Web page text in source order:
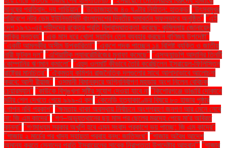
মানুষের প্রতিবাদ: দ্য গার্ডিয়ান" "উড়োজাহাজে ৪০ ঘণ্টার নির্যাতন: হাতকড়া "উৎসবমুখর
পরিবেশে নটর ডেম ইউনিভার্সিটি বাংলাদেশের দ্বিতীয় সমাবর্তন সফলভাবে অনুষ্ঠিত" "এই
দেশ ১৯৭১-এর শহীদদের রক্তের প্রতি বিশ্বাসঘাতকতা করেছে: কুমিল্লায় জোনায়েদ
সাকির মন্তব্য" "এক মাস ধরে খোলা সয়াবিন তেল ব্যবহার করছেন বাণিজ্য উপদেষ্টা"
"একটি আমলকীর অসীম উপকারিতা!" "একুশে পদক পাচ্ছেন ১৪ বিশিষ্ট ব্যক্তি ও জাতীয়
নারী ফুটবল দল" "এশিয়াটিক ল্যাবরেটরিজের মুনাফা কমেছে" "এসঅ্যান্ডপি আদানির তিনটি
কোম্পানির ঋণমান কমালো" "এহুদ ওলমার্ট কীভাবে তৈরি করেছিলেন ইসরায়েল-ফিলিস্তিন
রাষ্ট্রের মানচিত্র" "ঐকমত্য কমিশন রাজনৈতিক দলগুলোর সাথে আলাদাভাবে আলোচনা
করবে: আলী রীয়াজ" "ওসমানী বিমানবন্দরে অগ্নিনির্বাপণ মহড়ায় অংশ নিলেন বেবিচক
চেয়ারম্যান" "কাউকে বিশৃঙ্খলা সৃষ্টির সুযোগ দেওয়া যাবে না "কিশোরগঞ্জে ভাঙারি দোকানে
মর্টার শেল দেখতে পেয়ে ৯৯৯-এ কল "কেনেডি হত্যাকাণ্ডের বিষয়ে ৮০ হাজার পৃষ্ঠার
গোপন নথি প্রকাশ" "ক্ষমতায় থাকা অবস্থায় নির্বাচনে অংশগ্রহণ জনগণ আর মেনে নেবে
না: জি এম কাদের" "গণ–অভ্যুত্থানের ছয় মাস পর ছেলের মরদেহ পেয়ে মা'র অবিরত
কান্না" "গণমাধ্যম সরকার অখুশি হবে এমন সংবাদ প্রকাশে ভয় পাচ্ছে: জি এম কাদের"
"গাজায় ২ মার্চের পর খাদ্য সহায়তা প্রবাহ বন্ধ: জাতিসংঘ" "গাজায় অবৈধ আদেশ
অমান্য করতে সেনাদের প্রতি ইসরায়েলের সাবেক নিরাপত্তা উপদেষ্টার আহ্বান"' "গাজার